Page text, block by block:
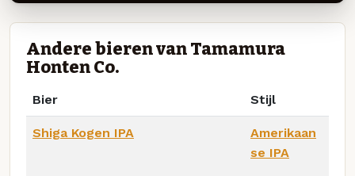
Andere bieren van Tamamura
Honten Co.
Bier Stijl
Shiga Kogen IPA
Amerikaan
se IPA